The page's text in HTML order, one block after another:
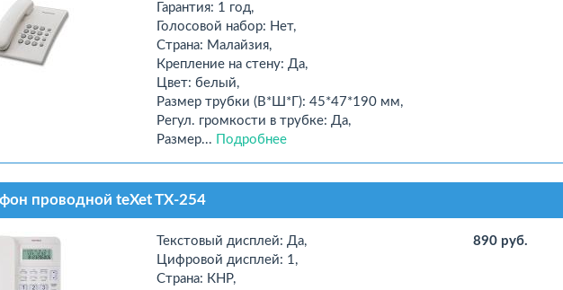
Гарантия: 1 год,
Голосовой набор: Нет,
Страна: Малайзия,
Крепление на стену: Да,
Цвет: белый,
Размер трубки (В*Ш*Г): 45*47*190 мм,
Регул. громкости в трубке: Да,
Размер...
Подробнее
проводной teXet TX-254
Текстовый дисплей: Да,
Цифровой дисплей: 1,
Страна: КНР,
890 руб.